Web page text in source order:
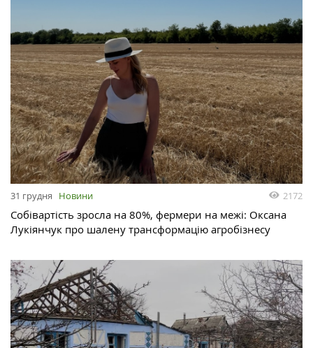
31 грудня Новини 2172
Собівартість зросла на 80%, фермери на межі: Оксана
Лукіянчук про шалену трансформацію агробізнесу